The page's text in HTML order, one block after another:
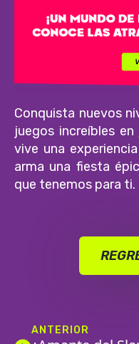
Conquista nuevos
juegos increíbles en
vive una
arma una fiesta
que tenemos para ti.
ANTERIOR